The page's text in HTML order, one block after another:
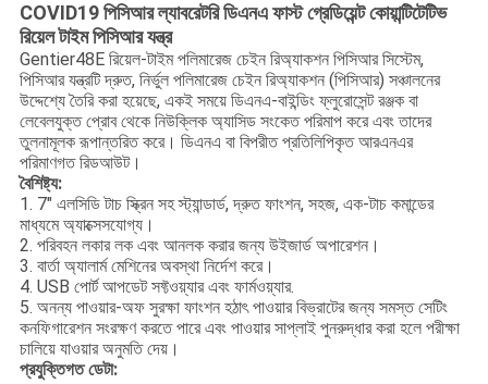
COVID19 পিসিআর ল্যাবরেটরি ডিএনএ ফাস্ট গ্রেডিয়েন্ট কোয়ান্টিটেটিভ
রিয়েল টাইম পিসিআর যন্ত্র
Gentier48E রিয়েল-টাইম পলিমারেজ চেইন রিঅ্যাকশন পিসিআর সিস্টেম,
পিসিআর যন্ত্রটি দ্রুত, নির্ভুল পলিমারেজ চেইন রিঅ্যাকশন (পিসিআর) সঞ্চালনের
উদ্দেশ্যে তৈরি করা হয়েছে, একই সময়ে ডিএনএ-বাইন্ডিং ফ্লুরোসেন্ট রঞ্জক বা
লেবেলযুক্ত প্রোব থেকে নিউক্লিক অ্যাসিড সংকেত পরিমাপ করে এবং তাদের
তুলনামূলক রূপান্তরিত করে। ডিএনএ বা বিপরীত প্রতিলিপিকৃত আরএনএর
পরিমাণগত রিডআউট।
বৈশিষ্ট্য:
1. 7" এলসিডি টাচ স্ক্রিন সহ স্ট্যান্ডার্ড, দ্রুত ফাংশন, সহজ, এক-টাচ কমান্ডের
মাধ্যমে অ্যাক্সেসযোগ্য।
2. পরিবহন লকার লক এবং আনলক করার জন্য উইজার্ড অপারেশন।
3. বার্তা অ্যালার্ম মেশিনের অবস্থা নির্দেশ করে।
4. USB পোর্ট আপডেট সফ্টওয়্যার এবং ফার্মওয়্যার.
5. অনন্য পাওয়ার-অফ সুরক্ষা ফাংশন হঠাৎ পাওয়ার বিভ্রাটের জন্য সমস্ত সেটিং
কনফিগারেশন সংরক্ষণ করতে পারে এবং পাওয়ার সাপ্লাই পুনরুদ্ধার করা হলে পরীক্ষা
চালিয়ে যাওয়ার অনুমতি দেয়।
প্রযুক্তিগত ডেটা: